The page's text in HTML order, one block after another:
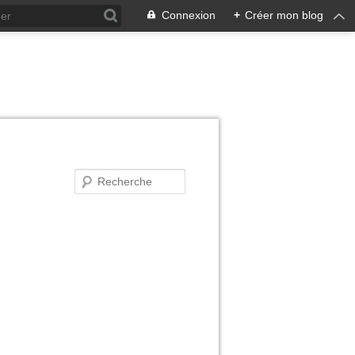
Connexion + Créer mon blog